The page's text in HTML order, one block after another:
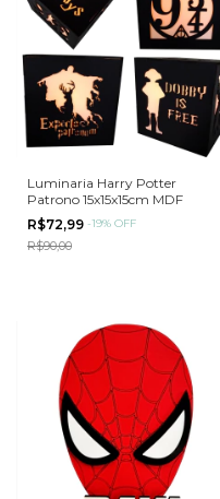
Luminaria Harry Potter
Patrono 15x15x15cm MDF
R$72,99 -19% OFF
R$90,00